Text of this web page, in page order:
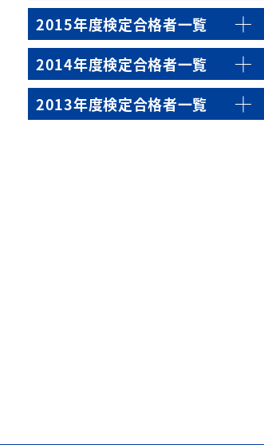
2015年度検定合格者一覧
2014年度検定合格者一覧
2013年度検定合格者一覧